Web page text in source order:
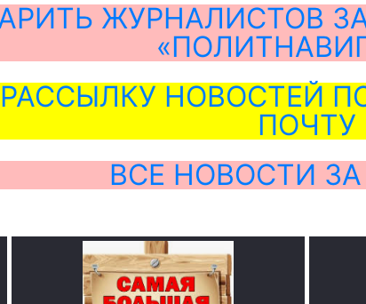
ЖУРНАЛИСТОВ
НОВОСТЕЙ
ПОЧТУ
ВСЕ НОВОСТИ